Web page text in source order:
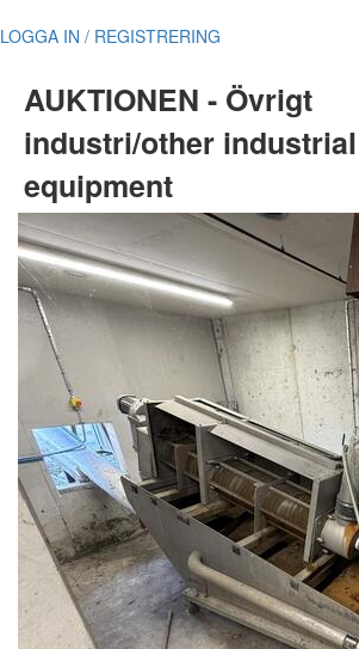
LOGGA IN / REGISTRERING
AUKTIONEN - Övrigt
industri/other industrial
equipment